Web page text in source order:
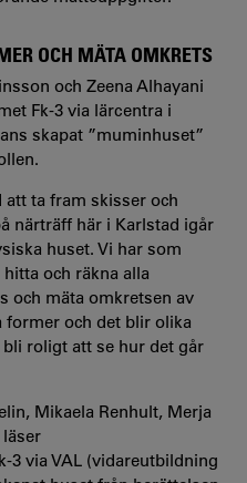
OCH MÄTA OMKRETS
och Zeena Alhayani
Fk-3 via lärcentra i
skapat ”muminhuset”
att ta fram skisser och
närträff här i Karlstad igår
huset. Vi har som
och räkna alla
och mäta omkretsen av
former och det blir olika
roligt att se hur det går
Mikaela Renhult, Merja
3 via VAL (vidareutbildning